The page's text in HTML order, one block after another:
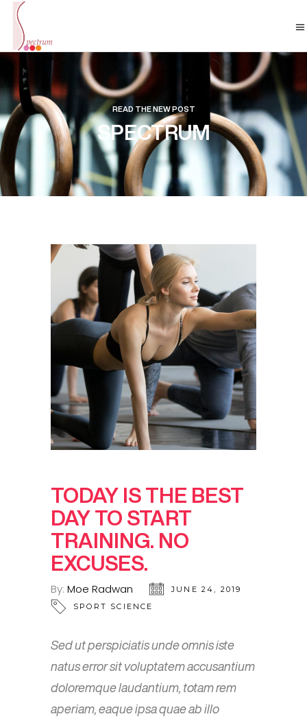
READ THE NEW POST
SPECTRUM
TODAY IS THE BEST
DAY TO START
TRAINING. NO
EXCUSES.
By: Moe Radwan
JUNE 24, 2019
SPORT SCIENCE
Sed ut perspiciatis unde omnis iste
natus error sit voluptatem accusantium
doloremque laudantium, totam rem
aperiam, eaque ipsa quae ab illo